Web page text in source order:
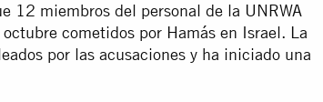
12 miembros del personal de la UNRWA
cometidos por Hamás en Israel. La
por las acusaciones y ha iniciado una